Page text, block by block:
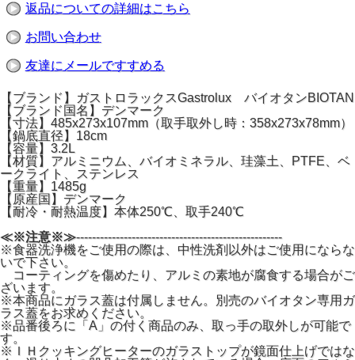
返品についての詳細はこちら
お問い合わせ
友達にメールですすめる
【ブランド】ガストロラックスGastrolux バイオタンBIOTAN
【ブランド国名】デンマーク
【寸法】485x273x107mm（取手取外し時：358x273x78mm）
【鍋底直径】18cm
【容量】3.2L
【材質】アルミニウム、バイオミネラル、珪藻土、PTFE、ベ
ークライト、ステンレス
【重量】1485g
【原産国】デンマーク
【耐冷・耐熱温度】本体250℃、取手240℃
≪※注意※≫----------------------------------------------------
※食器洗浄機をご使用の際は、中性洗剤以外はご使用にならな
いで下さい。
コーティングを傷めたり、アルミの素地が腐食する場合がご
ざいます。
※本商品にガラス蓋は付属しません。別売のバイオタン専用ガ
ラス蓋をお求めください。
※品番後ろに「A」の付く商品のみ、取っ手の取外しが可能で
す。
※ＩＨクッキングヒーターのガラストップが鏡面仕上げではな